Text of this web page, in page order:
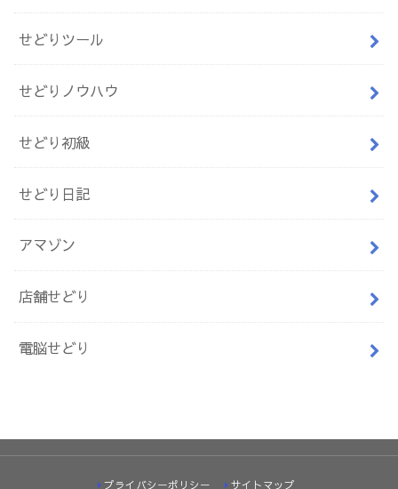
せどりツール
せどりノウハウ
せどり初級
せどり日記
アマゾン
店舗せどり
電脳せどり
プライバシーポリシー サイトマップ